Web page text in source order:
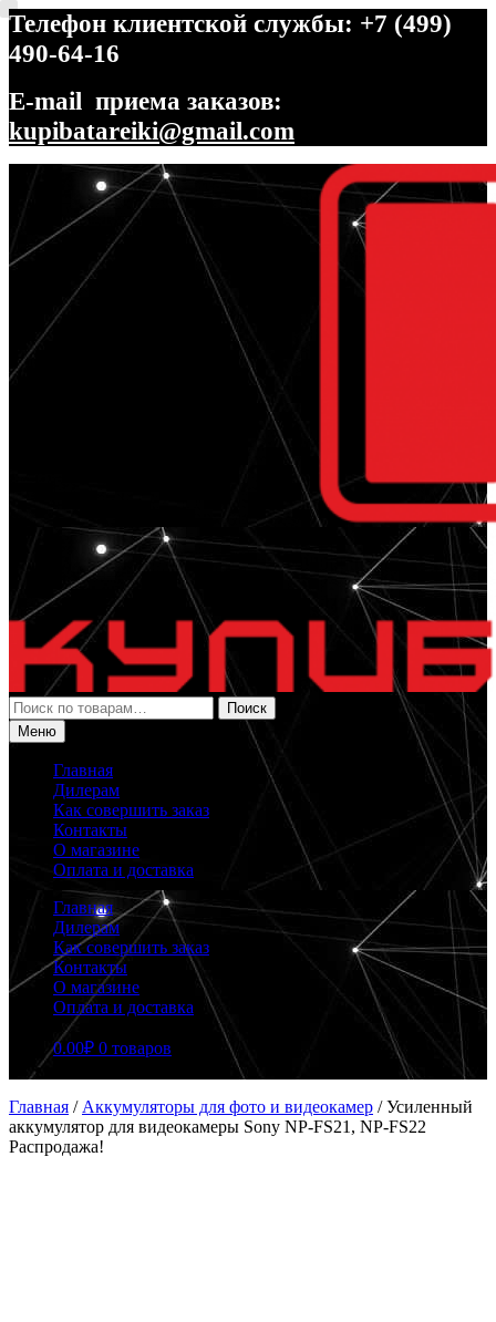
Телефон клиентской службы: +7 (499)
490-64-16
E-mail приема заказов:
kupibatareiki@gmail.com
Перейти
навигации
Перейти
содержимому
Искать:
Поиск
Меню
Главная
Дилерам
Как совершить заказ
Контакты
О магазине
Оплата и доставка
Главная
Дилерам
Как совершить заказ
Контакты
О магазине
Оплата и доставка
0.00₽ 0 товаров
Главная / Аккумуляторы для фото и видеокамер /Усиленный
аккумулятор для видеокамеры Sony NP-FS21, NP-FS22
Распродажа!